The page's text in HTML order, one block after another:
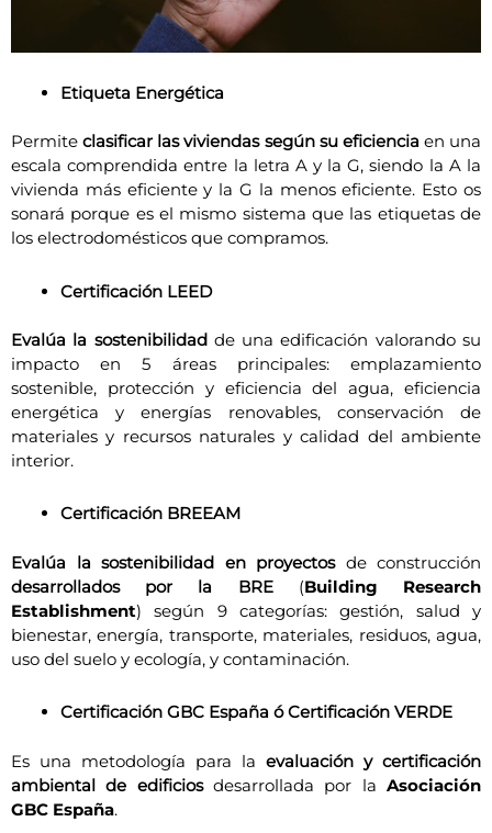
Etiqueta Energética
Permiteclasificar las viviendas según su eficiencia en una
escala comprendida entre la letra A y la G, siendo la A la
vivienda más eficiente y la G la menos eficiente. Esto os
sonará porque es el mismo sistema que las etiquetas de
los electrodomésticos que compramos.
Certificación LEED
Evalúa la sostenibilidadde una edificación valorando su
impacto en 5 áreas principales: emplazamiento
sostenible, protección y eficiencia del agua, eficiencia
energética y energías renovables, conservación de
materiales y recursos naturales y calidad del ambiente
interior.
Certificación BREEAM
Evalúa la sostenibilidad en proyectosde construcción
desarrollados por la BRE(Building Research
Establishment) según 9 categorías: gestión, salud y
bienestar, energía, transporte, materiales, residuos, agua,
uso del suelo y ecología, y contaminación.
Certificación GBC España ó Certificación VERDE
Es una metodología para la evaluación y certificación
ambiental de edificiosdesarrollada por laAsociación
GBC España.